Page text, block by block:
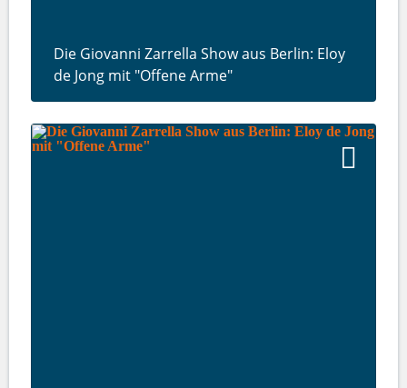
Die Giovanni Zarrella Show aus Berlin: Eloy
de Jong mit "Offene Arme"